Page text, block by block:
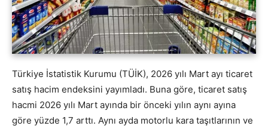
Türkiye İstatistik Kurumu (TÜİK), 2026 yılı Mart ayı ticaret
satış hacim endeksini yayımladı. Buna göre, ticaret satış
hacmi 2026 yılı Mart ayında bir önceki yılın aynı ayına
göre yüzde 1,7 arttı. Aynı ayda motorlu kara taşıtlarının ve